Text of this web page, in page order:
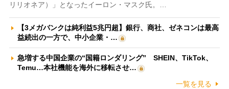
リリオネア）」となったイーロン・マスク氏。…
【3メガバンクは純利益5兆円超】銀行、商社、ゼネコンは最高
益続出の一方で、中小企業・…
急増する中国企業の“国籍ロンダリング” SHEIN、TikTok、
Temu…本社機能を海外に移転させ…
一覧を見る